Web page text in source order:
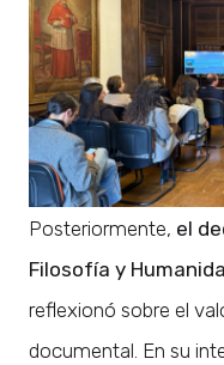
Posteriormente, el
Filosofía y
reflexionó sobre el
documental. En su